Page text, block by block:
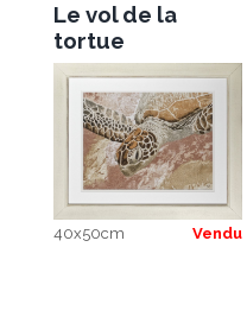
Le vol de la
tortue
40x50cm Vendu